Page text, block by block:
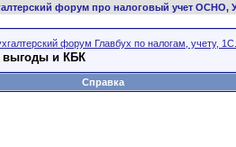
форум про налоговый учет
форум Главбух по налогам, учету, 1С.
выгоды и КБК
Справка